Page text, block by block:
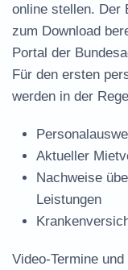
online stellen. Der
zum Download
Portal der
Für den ersten
werden in der
Aktueller
Nachweise
Leistungen
Video-Termine